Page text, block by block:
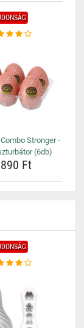
Stronger -
(6db)
Ft